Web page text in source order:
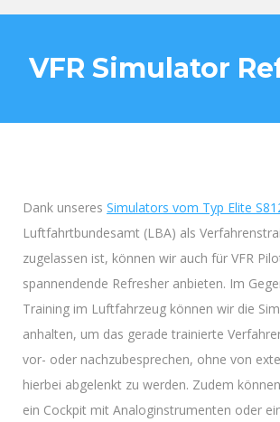
VFR Simulator
Dank unseres Simulators vom Typ Elite
Luftfahrtbundesamt (LBA) als
zugelassen ist, können wir auch für VFR
spannendende Refresher anbieten. Im
Training im Luftfahrzeug können wir die
anhalten, um das gerade trainierte
vor- oder nachzubesprechen, ohne von
hierbei abgelenkt zu werden. Zudem
ein Cockpit mit Analoginstrumenten oder